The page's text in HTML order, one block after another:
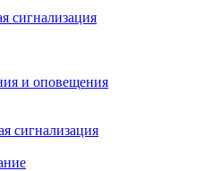
сигнализация
и оповещения
сигнализация